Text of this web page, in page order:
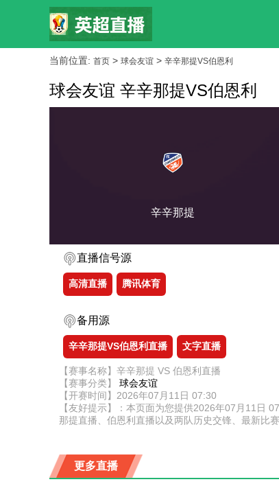
当前位置: 首页 > 球会友谊 > 辛辛那提VS伯恩利
球会友谊 辛辛那提VS伯恩利
辛辛那提
直播信号源
高清直播 腾讯体育
备用源
辛辛那提VS伯恩利直播 文字直播
【赛事名称】辛辛那提 VS 伯恩利直播
【赛事分类】 球会友谊
【开赛时间】2026年07月11日 07:30
【友好提示】：本页面为您提供2026年07月11日
那提直播、伯恩利直播以及两队历史交锋、最新比
更多直播